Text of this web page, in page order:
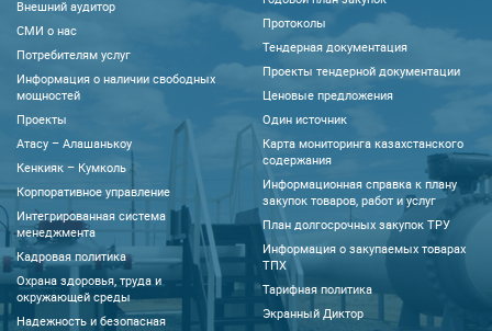
Внешний аудитор
CМИ о нас
Потребителям услуг
Информация о наличии свободных
мощностей
Проекты
Атасу – Алашанькоу
Кенкияк – Кумколь
Корпоративное управление
Интегрированная система
менеджмента
Кадровая политика
Охрана здоровья, труда и
окружающей среды
Надежность и безопасная
Протоколы
Тендерная документация
Проекты тендерной документации
Ценовые предложения
Один источник
Карта мониторинга казахстанского
содержания
Информационная справка к плану
закупок товаров, работ и услуг
План долгосрочных закупок ТРУ
Информация о закупаемых товарах
ТПХ
Тарифная политика
Экранный Диктор